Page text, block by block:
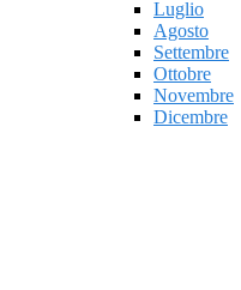
Luglio
Agosto
Settembre
Ottobre
Novembre
Dicembre